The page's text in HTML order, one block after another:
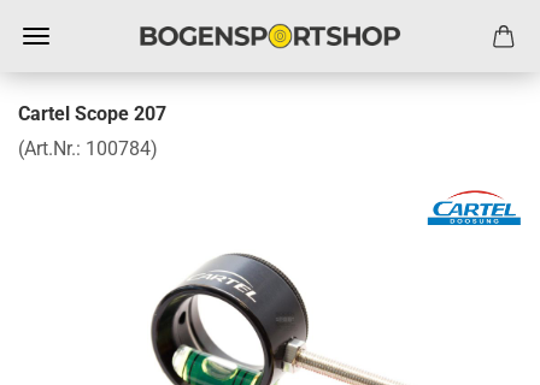
Cartel Scope 207
(Art.Nr.: 100784)